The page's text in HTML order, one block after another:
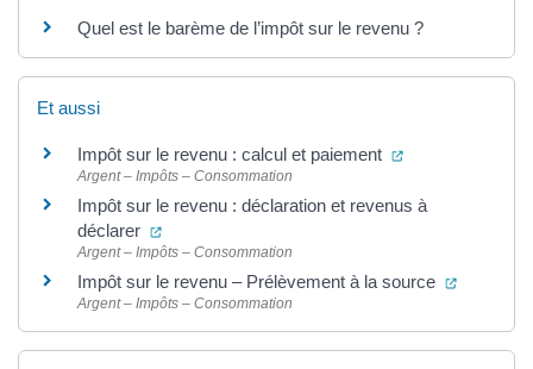
Quel est le barème de l’impôt sur le revenu ?
Et aussi
Impôt sur le revenu : calcul et paiement (ouverture dans
Argent – Impôts – Consommation
Impôt sur le revenu : déclaration et revenus à
déclarer
(ouverture dans un nouvel onglet)
Argent – Impôts – Consommation
Impôt sur le revenu – Prélèvement à la source
Argent – Impôts – Consommation